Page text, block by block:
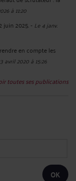
à 11:20
juin 2025.- Le 4 janv.
en compte les
avril 2020 à 15:26
toutes ses publications